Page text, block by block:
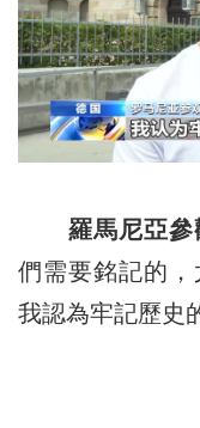
羅馬尼亞參
們需要銘記的，
我認為牢記歷史